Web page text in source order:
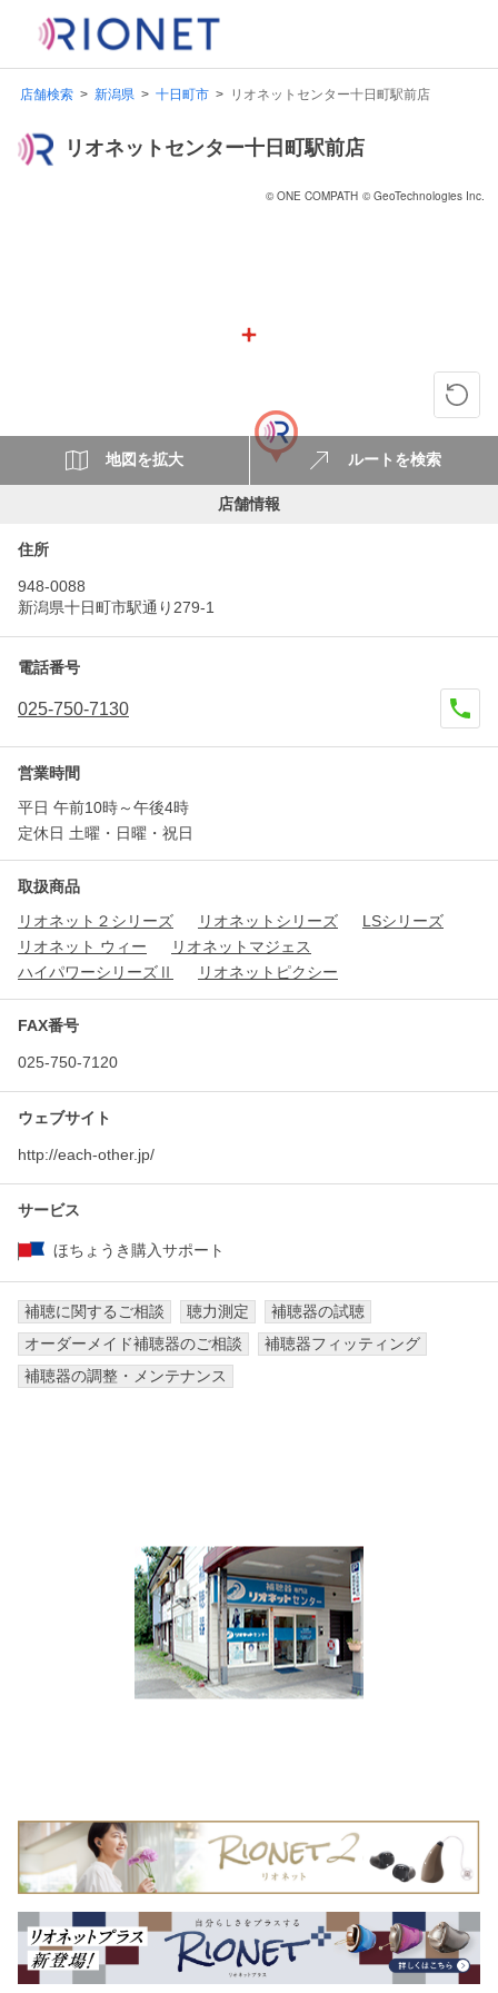
店舗検索 新潟県 十日町市 リオネットセンター十日町駅前店
リオネットセンター十日町駅前店
© ONE COMPATH © GeoTechnologies Inc.
地図を拡大 ルートを検索
店舗情報
住所
948-0088
新潟県十日町市駅通り279-1
電話番号
025-750-7130
営業時間
平日 午前10時～午後4時
定休日 土曜・日曜・祝日
取扱商品
リオネット２シリーズ
リオネットシリーズ
LSシリーズ
リオネット ウィー
リオネットマジェス
ハイパワーシリーズⅡ
リオネットピクシー
FAX番号
025-750-7120
ウェブサイト
http://each-other.jp/
サービス
ほちょうき購入サポート
補聴に関するご相談 聴力測定
補聴器の試聴
オーダーメイド補聴器のご相談
補聴器フィッティング
補聴器の調整・メンテナンス